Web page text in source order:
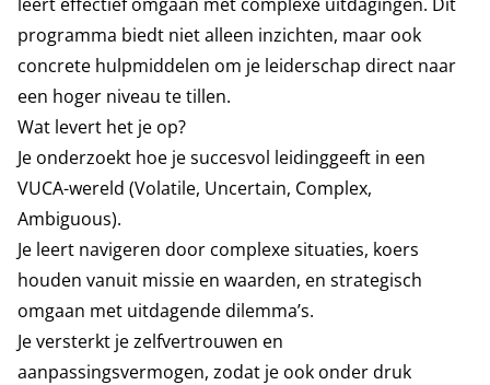
programma biedt niet alleen inzichten, maar ook
concrete hulpmiddelen om je leiderschap direct naar
een hoger niveau te tillen.
Wat levert het je op?
Je onderzoekt hoe je succesvol leidinggeeft in een
VUCA-wereld (Volatile, Uncertain, Complex,
Ambiguous).
Je leert navigeren door complexe situaties, koers
houden vanuit missie en waarden, en strategisch
omgaan met uitdagende dilemma’s.
Je versterkt je zelfvertrouwen en
aanpassingsvermogen, zodat je ook onder druk